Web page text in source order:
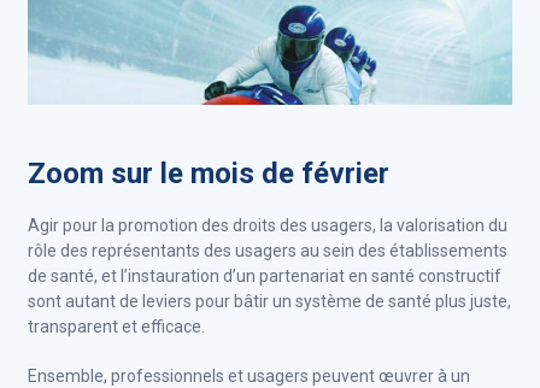
Zoom sur le mois de février
Agir pour la promotion des droits des usagers, la valorisation du
rôle des représentants des usagers au sein des établissements
de santé, et l’instauration d’un partenariat en santé constructif
sont autant de leviers pour bâtir un système de santé plus juste,
transparent et efficace.
Ensemble, professionnels et usagers peuvent œuvrer à un